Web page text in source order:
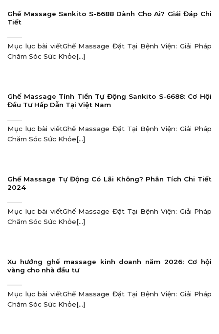
Ghế Massage Sankito S-6688 Dành Cho Ai? Giải Đáp Chi
Tiết
Mục lục bài viếtGhế Massage Đặt Tại Bệnh Viện: Giải Pháp
Chăm Sóc Sức Khỏe[...]
Ghế Massage Tính Tiền Tự Động Sankito S-6688: Cơ Hội
Đầu Tư Hấp Dẫn Tại Việt Nam
Mục lục bài viếtGhế Massage Đặt Tại Bệnh Viện: Giải Pháp
Chăm Sóc Sức Khỏe[...]
Ghế Massage Tự Động Có Lãi Không? Phân Tích Chi Tiết
2024
Mục lục bài viếtGhế Massage Đặt Tại Bệnh Viện: Giải Pháp
Chăm Sóc Sức Khỏe[...]
Xu hướng ghế massage kinh doanh năm 2026: Cơ hội
vàng cho nhà đầu tư
Mục lục bài viếtGhế Massage Đặt Tại Bệnh Viện: Giải Pháp
Chăm Sóc Sức Khỏe[...]